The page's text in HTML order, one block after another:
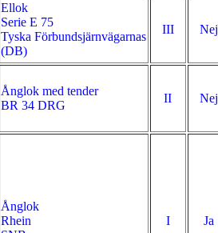
Ellok
Serie E 75
Tyska Förbundsjärnvägarnas
(DB)
III Nej
Ånglok med tender
BR 34 DRG
II Nej
Ånglok
Rhein
I Ja